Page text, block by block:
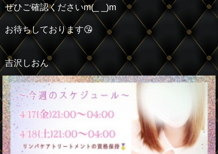
ぜひご確認くださいm(_ _)m
お待ちしております😘
吉沢しおん